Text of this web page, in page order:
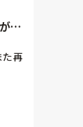
、
た再
、
は